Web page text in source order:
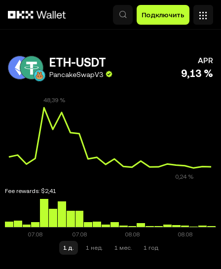
Подключить
ETH-USDT
PancakeSwapV3
APR
9,13 %
Fee rewards: $2,41
1 д. 1 нед. 1 мес. 1 год